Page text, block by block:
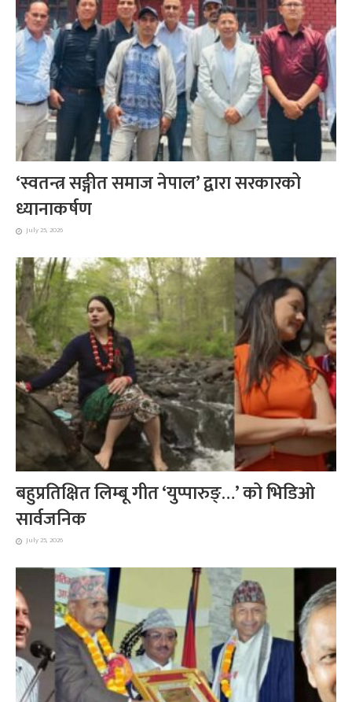
‘स्वतन्त्र सङ्गीत समाज नेपाल’ द्वारा सरकारको
ध्यानाकर्षण
July 25, 2026
बहुप्रतिक्षित लिम्बू गीत ‘युप्पारुङ्…’ को भिडिओ
सार्वजनिक
July 25, 2026